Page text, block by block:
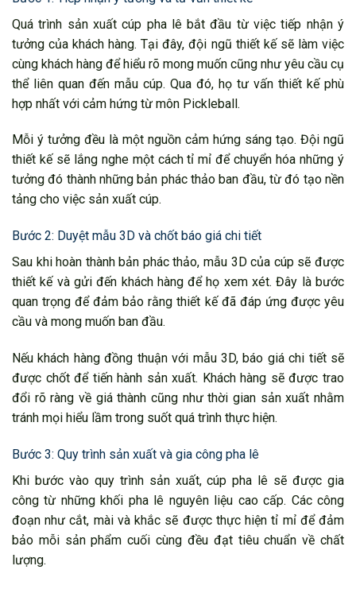
Quá trình sản xuất cúp pha lê bắt đầu từ việc tiếp nhận ý
tưởng của khách hàng. Tại đây, đội ngũ thiết kế sẽ làm việc
cùng khách hàng để hiểu rõ mong muốn cũng như yêu cầu cụ
thể liên quan đến mẫu cúp. Qua đó, họ tư vấn thiết kế phù
hợp nhất với cảm hứng từ môn Pickleball.
Mỗi ý tưởng đều là một nguồn cảm hứng sáng tạo. Đội ngũ
thiết kế sẽ lắng nghe một cách tỉ mỉ để chuyển hóa những ý
tưởng đó thành những bản phác thảo ban đầu, từ đó tạo nền
tảng cho việc sản xuất cúp.
Bước 2: Duyệt mẫu 3D và chốt báo giá chi tiết
Sau khi hoàn thành bản phác thảo, mẫu 3D của cúp sẽ được
thiết kế và gửi đến khách hàng để họ xem xét. Đây là bước
quan trọng để đảm bảo rằng thiết kế đã đáp ứng được yêu
cầu và mong muốn ban đầu.
Nếu khách hàng đồng thuận với mẫu 3D, báo giá chi tiết sẽ
được chốt để tiến hành sản xuất. Khách hàng sẽ được trao
đổi rõ ràng về giá thành cũng như thời gian sản xuất nhằm
tránh mọi hiểu lầm trong suốt quá trình thực hiện.
Bước 3: Quy trình sản xuất và gia công pha lê
Khi bước vào quy trình sản xuất, cúp pha lê sẽ được gia
công từ những khối pha lê nguyên liệu cao cấp. Các công
đoạn như cắt, mài và khắc sẽ được thực hiện tỉ mỉ để đảm
bảo mỗi sản phẩm cuối cùng đều đạt tiêu chuẩn về chất
lượng.